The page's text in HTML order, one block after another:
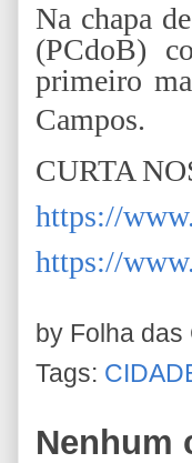
Na chapa
(PCdoB)
primeiro
Campos.
CURTA
https://
https://
by Folha das
Tags:
Nenhum